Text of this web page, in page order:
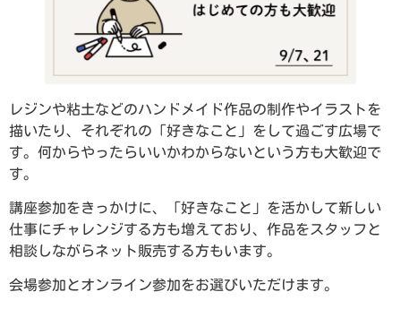
レジンや粘土などのハンドメイド作品の制作やイラストを
描いたり、それぞれの「好きなこと」をして過ごす広場で
す。何からやったらいいかわからないという方も大歓迎で
す。
講座参加をきっかけに、「好きなこと」を活かして新しい
仕事にチャレンジする方も増えており、作品をスタッフと
相談しながらネット販売する方もいます。
会場参加とオンライン参加をお選びいただけます。